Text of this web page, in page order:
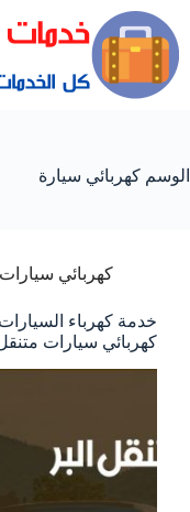
الوسم كهربائي سيارة
كهربائي سيارات
كهربائي سيارات متنقل